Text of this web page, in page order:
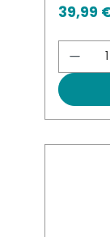
39,99